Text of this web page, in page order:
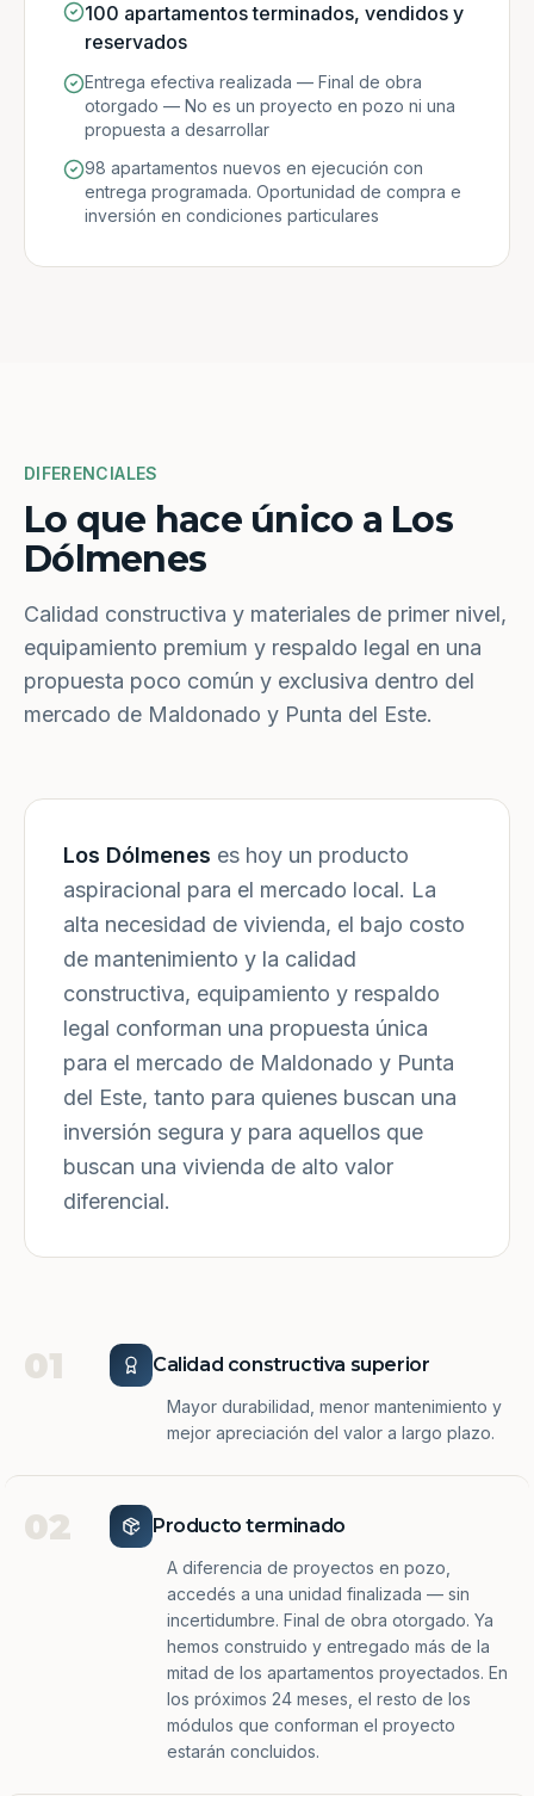
100 apartamentos terminados, vendidos y
reservados
Entrega efectiva realizada — Final de obra
otorgado — No es un proyecto en pozo ni una
propuesta a desarrollar
98 apartamentos nuevos en ejecución con
entrega programada. Oportunidad de compra e
inversión en condiciones particulares
DIFERENCIALES
Lo que hace único a Los
Dólmenes
Calidad constructiva y materiales de primer nivel,
equipamiento premium y respaldo legal en una
propuesta poco común y exclusiva dentro del
mercado de Maldonado y Punta del Este.
Los Dólmenes es hoy un producto
aspiracional para el mercado local. La
alta necesidad de vivienda, el bajo costo
de mantenimiento y la calidad
constructiva, equipamiento y respaldo
legal conforman una propuesta única
para el mercado de Maldonado y Punta
del Este, tanto para quienes buscan una
inversión segura y para aquellos que
buscan una vivienda de alto valor
diferencial.
01 Calidad constructiva superior
Mayor durabilidad, menor mantenimiento y
mejor apreciación del valor a largo plazo.
02 Producto terminado
A diferencia de proyectos en pozo,
accedés a una unidad finalizada — sin
incertidumbre. Final de obra otorgado. Ya
hemos construido y entregado más de la
mitad de los apartamentos proyectados. En
los próximos 24 meses, el resto de los
módulos que conforman el proyecto
estarán concluidos.